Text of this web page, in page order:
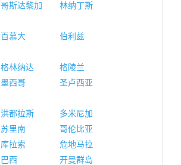
哥斯达黎加
林纳丁斯
百慕大
伯利兹
格林纳达
格陵兰
墨西哥
圣卢西亚
洪都拉斯
多米尼加
苏里南
哥伦比亚
库拉索
危地马拉
巴西
开曼群岛